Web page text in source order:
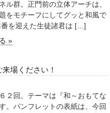
ル群。正門前の立体アーチは、
をモチーフにしてグッと和風で
を迎えた生徒諸君は […]
»
場ください！
２回。テーマは『和～おもてな
。パンフレットの表紙は、今回